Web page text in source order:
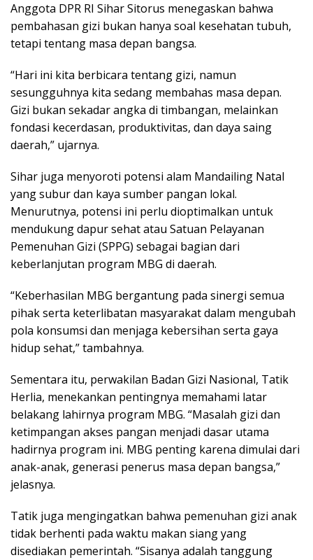
Anggota DPR RI Sihar Sitorus menegaskan bahwa
pembahasan gizi bukan hanya soal kesehatan tubuh,
tetapi tentang masa depan bangsa.
“Hari ini kita berbicara tentang gizi, namun
sesungguhnya kita sedang membahas masa depan.
Gizi bukan sekadar angka di timbangan, melainkan
fondasi kecerdasan, produktivitas, dan daya saing
daerah,” ujarnya.
Sihar juga menyoroti potensi alam Mandailing Natal
yang subur dan kaya sumber pangan lokal.
Menurutnya, potensi ini perlu dioptimalkan untuk
mendukung dapur sehat atau Satuan Pelayanan
Pemenuhan Gizi (SPPG) sebagai bagian dari
keberlanjutan program MBG di daerah.
“Keberhasilan MBG bergantung pada sinergi semua
pihak serta keterlibatan masyarakat dalam mengubah
pola konsumsi dan menjaga kebersihan serta gaya
hidup sehat,” tambahnya.
Sementara itu, perwakilan Badan Gizi Nasional, Tatik
Herlia, menekankan pentingnya memahami latar
belakang lahirnya program MBG. “Masalah gizi dan
ketimpangan akses pangan menjadi dasar utama
hadirnya program ini. MBG penting karena dimulai dari
anak-anak, generasi penerus masa depan bangsa,”
jelasnya.
Tatik juga mengingatkan bahwa pemenuhan gizi anak
tidak berhenti pada waktu makan siang yang
disediakan pemerintah. “Sisanya adalah tanggung